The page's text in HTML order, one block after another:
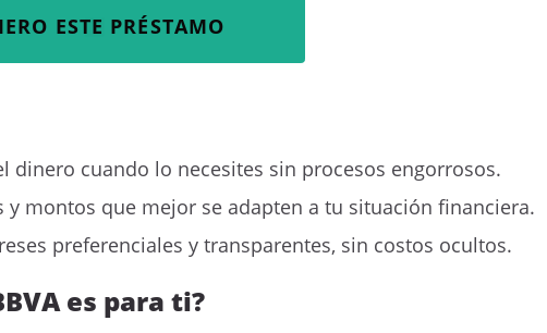
ESTE PRÉSTAMO
dinero cuando lo necesites sin procesos engorrosos.
y montos que mejor se adapten a tu situación financiera.
preferenciales y transparentes, sin costos ocultos.
es para ti?